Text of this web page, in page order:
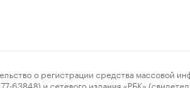
о регистрации средства массовой
и сетевого издания «РБК»